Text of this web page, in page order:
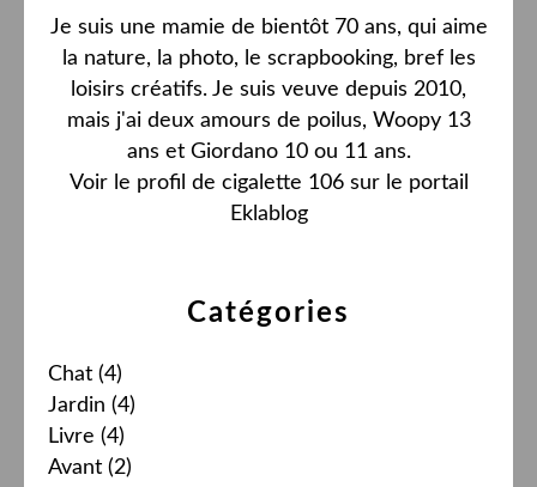
Catégories
Chat (4)
Jardin (4)
Livre (4)
Avant (2)
Je suis une mamie de bientôt 70 ans, qui aime
la nature, la photo, le scrapbooking, bref les
loisirs créatifs. Je suis veuve depuis 2010,
mais j'ai deux amours de poilus, Woopy 13
ans et Giordano 10 ou 11 ans.
Voir le profil de cigalette 106sur le portail
Eklablog